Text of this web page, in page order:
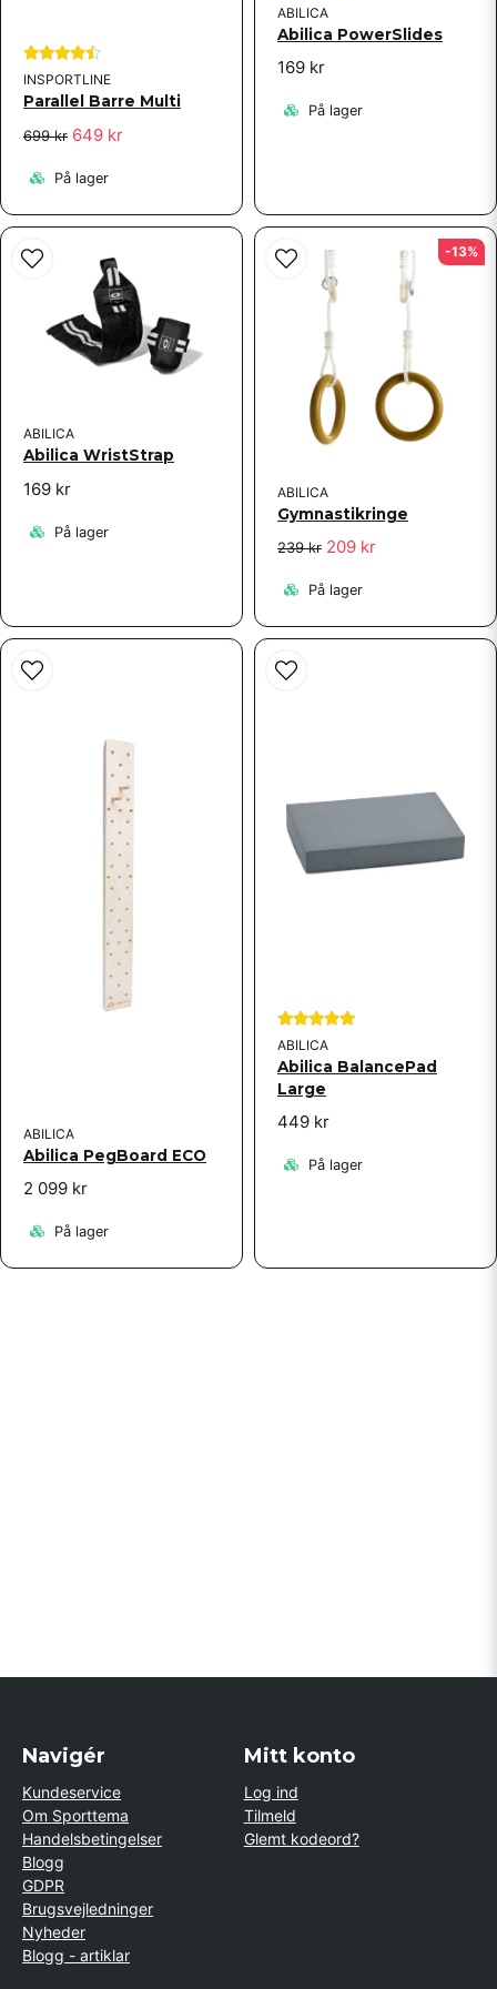
Send spørgsmål
INSPORTLINE
Parallel Barre Multi
699 kr 649 kr
På lager
ABILICA
Abilica PowerSlides
169 kr
På lager
ABILICA
Abilica WristStrap
169 kr
På lager
ABILICA
Gymnastikringe
239 kr 209 kr
På lager
-13%
ABILICA
Abilica PegBoard ECO
2 099 kr
På lager
ABILICA
Abilica BalancePad
Large
449 kr
På lager
Navigér
Kundeservice
Om Sporttema
Handelsbetingelser
Blogg
GDPR
Brugsvejledninger
Nyheder
Blogg - artiklar
Mitt konto
Log ind
Tilmeld
Glemt kodeord?